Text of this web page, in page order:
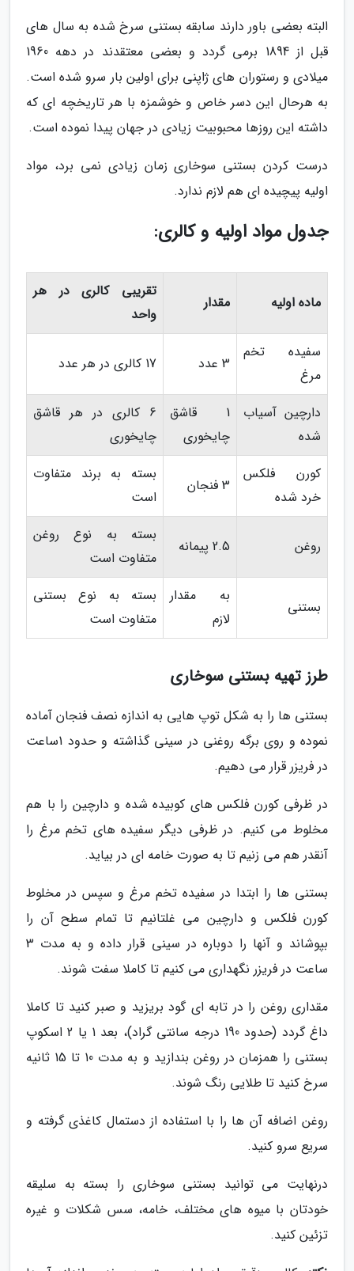
البته بعضی باور دارند سابقه بستنی سرخ شده به سال های
قبل از 1894 برمی گردد و بعضی معتقدند در دهه 1960
میلادی و رستوران های ژاپنی برای اولین بار سرو شده است.
به هرحال این دسر خاص و خوشمزه با هر تاریخچه ای که
داشته این روزها محبوبیت زیادی در جهان پیدا نموده است.
درست کردن بستنی سوخاری زمان زیادی نمی برد، مواد
اولیه پیچیده ای هم لازم ندارد.
جدول مواد اولیه و کالری:
ماده اولیه مقدار
تقریبی کالری در هر
واحد
سفیده تخم
مرغ
3 عدد 17 کالری در هر عدد
دارچین آسیاب
شده
1 قاشق
چایخوری
6 کالری در هر قاشق
چایخوری
کورن فلکس
خرد شده
3 فنجان
بسته به برند متفاوت
است
روغن 2.5 پیمانه
بسته به نوع روغن
متفاوت است
بستنی
به مقدار
لازم
بسته به نوع بستنی
متفاوت است
طرز تهیه بستنی سوخاری
بستنی ها را به شکل توپ هایی به اندازه نصف فنجان آماده
نموده و روی برگه روغنی در سینی گذاشته و حدود 1ساعت
در فریزر قرار می دهیم.
در ظرفی کورن فلکس های کوبیده شده و دارچین را با هم
مخلوط می کنیم. در ظرفی دیگر سفیده های تخم مرغ را
آنقدر هم می زنیم تا به صورت خامه ای در بیاید.
بستنی ها را ابتدا در سفیده تخم مرغ و سپس در مخلوط
کورن فلکس و دارچین می غلتانیم تا تمام سطح آن را
بپوشاند و آنها را دوباره در سینی قرار داده و به مدت 3
ساعت در فریزر نگهداری می کنیم تا کاملا سفت شوند.
مقداری روغن را در تابه ای گود بریزید و صبر کنید تا کاملا
داغ گردد (حدود 190 درجه سانتی گراد)، بعد 1 یا 2 اسکوپ
بستنی را همزمان در روغن بندازید و به مدت 10 تا 15 ثانیه
سرخ کنید تا طلایی رنگ شوند.
روغن اضافه آن ها را با استفاده از دستمال کاغذی گرفته و
سریع سرو کنید.
درنهایت می توانید بستنی سوخاری را بسته به سلیقه
خودتان با میوه های مختلف، خامه، سس شکلات و غیره
تزئین کنید.